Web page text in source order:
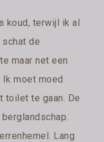
koud, terwijl ik al
schat de
maar net een
Ik moet moed
toilet te gaan. De
Lang